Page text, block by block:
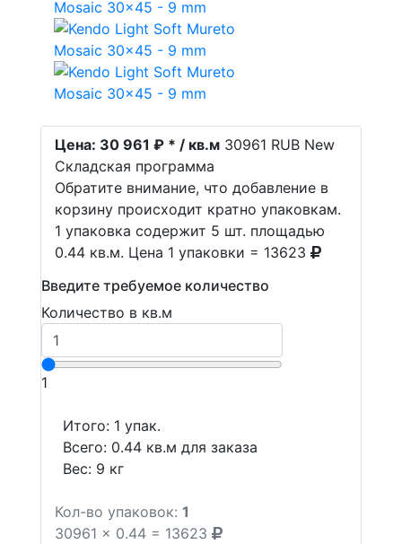
Цена: 30 961 ₽ * / кв.м 30961 RUB New
Складская программа
Обратите внимание, что добавление в
корзину происходит кратно упаковкам.
1 упаковка содержит 5 шт. площадью
0.44 кв.м. Цена 1 упаковки = 13623
Введите требуемое количество
Количество в кв.м
1
Итого: 1 упак.
Всего: 0.44 кв.м для заказа
Вес: 9 кг
Кол-во упаковок: 1
30961 x 0.44 = 13623